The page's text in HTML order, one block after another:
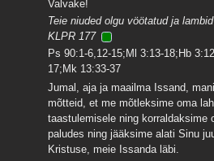
Valvake!
Teie niuded olgu vöötatud ja
KLPR 177
Ps 90:1-6,12-15;Ml 3:13-18;Hb
17;Mk 13:33-37
Jumal, aja ja maailma Issand,
mõtteid, et me mõtleksime oma
taastulemisele ning korraldaksime
paludes ning jääksime alati Sinu
Kristuse, meie Issanda läbi.